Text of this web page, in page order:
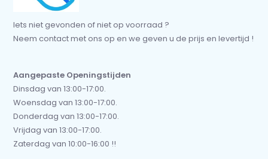
Iets niet gevonden of niet op voorraad ?
Neem contact met ons op en we geven u de prijs en levertijd !
Aangepaste Openingstijden
Dinsdag van 13:00-17:00.
Woensdag van 13:00-17:00.
Donderdag van 13:00-17:00.
Vrijdag van 13:00-17:00.
Zaterdag van 10:00-16:00 !!